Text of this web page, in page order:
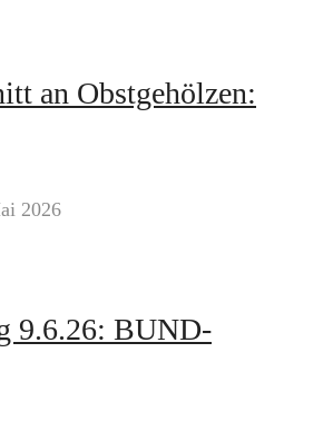
an Obstgehölzen:
2026
9.6.26: BUND-